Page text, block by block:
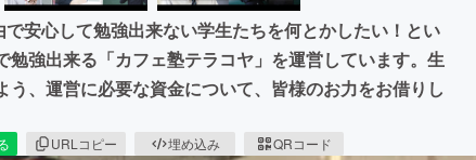
で安心して勉強出来ない学生たちを何とかしたい！とい
勉強出来る「カフェ塾テラコヤ」を運営しています。生
、運営に必要な資金について、皆様のお力をお借りし
URLコピー 埋め込み QRコード